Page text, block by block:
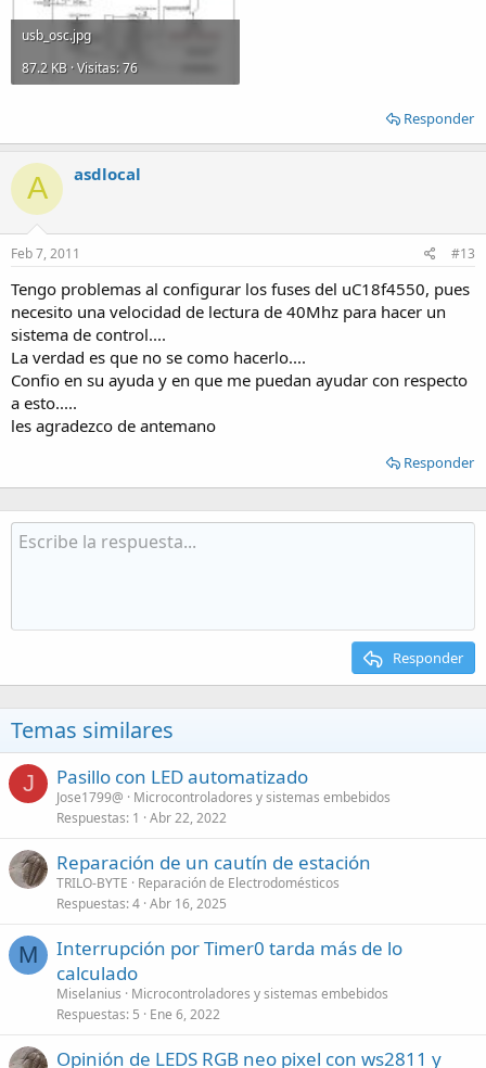
usb_osc.jpg
87.2 KB · Visitas: 76
Responder
A asdlocal
Feb 7, 2011 #13
Tengo problemas al configurar los fuses del uC18f4550, pues
necesito una velocidad de lectura de 40Mhz para hacer un
sistema de control....
La verdad es que no se como hacerlo....
Confio en su ayuda y en que me puedan ayudar con respecto
a esto.....
les agradezco de antemano
Responder
Responder
Temas similares
J Pasillo con LED automatizado
Jose1799@
Microcontroladores y sistemas embebidos
Respuestas 1 Abr 22, 2022
Reparación de un cautín de estación
TRILO-BYTE
Reparación de Electrodomésticos
Respuestas 4 Abr 16, 2025
M
Interrupción por Timer0 tarda más de lo
calculado
Miselanius
Microcontroladores y sistemas embebidos
Respuestas 5 Ene 6, 2022
Opinión de LEDS RGB neo pixel con ws2811 y